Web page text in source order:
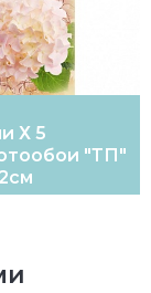
Х 5
"ТП"